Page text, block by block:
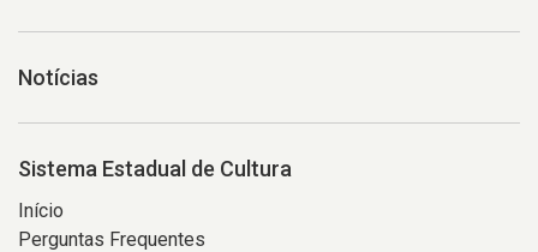
Notícias
Sistema Estadual de Cultura
Início
Perguntas Frequentes